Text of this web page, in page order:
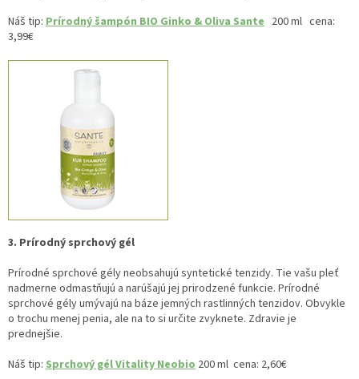
Náš tip: Prírodný šampón BIO Ginko & Oliva Sante 200 ml cena:
3,99€
3. Prírodný sprchový gél
Prírodné sprchové gély neobsahujú syntetické tenzidy. Tie vašu pleť
nadmerne odmastňujú a narúšajú jej prirodzené funkcie. Prírodné
sprchové gély umývajú na báze jemných rastlinných tenzidov. Obvykle
o trochu menej penia, ale na to si určite zvyknete. Zdravie je
prednejšie.
Náš tip: Sprchový gél Vitality Neobio 200 ml cena: 2,60€